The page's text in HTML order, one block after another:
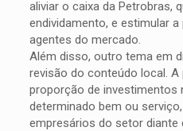
aliviar o caixa da Petrobras,
endividamento, e estimular
agentes do mercado.
Além disso, outro tema em
revisão do conteúdo local. A
proporção de investimentos
determinado bem ou
empresários do setor diante